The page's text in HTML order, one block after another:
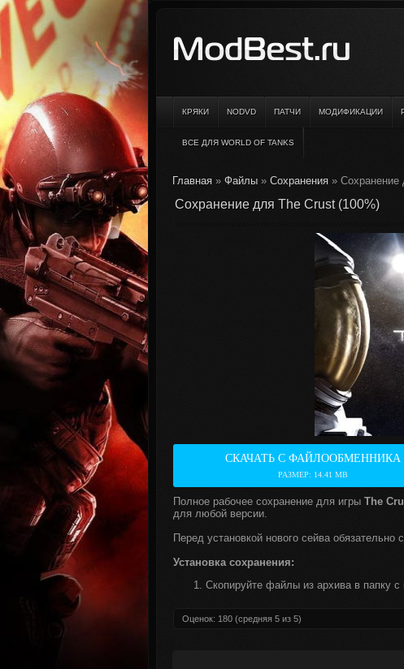
КРЯКИ NODVD ПАТЧИ МОДИФИКАЦИИ
ВСЕ ДЛЯ WORLD OF TANKS
Главная » Файлы » Сохранения » Сохранение
Сохранение для The Crust (100%)
СКАЧАТЬ С ФАЙЛООБМЕННИКА
РАЗМЕР: 14.41 MB
Полное рабочее сохранение для игры The
для любой версии.
Перед установкой нового сейва обязательно
Установка сохранения:
Скопируйте файлы из архива в папку
Оценок: 180 (средняя 5 из 5)